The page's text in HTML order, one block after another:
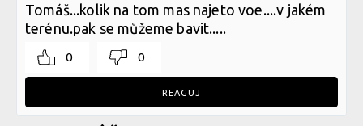
Tomáš...kolik na tom mas najeto voe....v jakém
terénu.pak se můžeme bavit.....
0 0
REAGUJ